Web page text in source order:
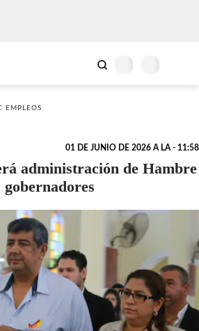
EMPLEOS
01 DE JUNIO DE 2026 A LA - 11:58
administración de Hambre